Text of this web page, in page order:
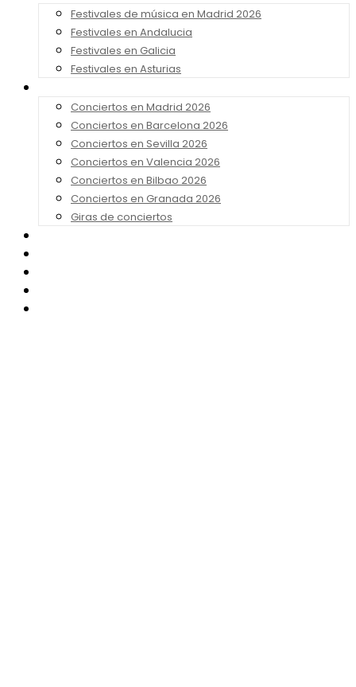
Festivales de música en Madrid 2026
Festivales en Andalucia
Festivales en Galicia
Festivales en Asturias
Conciertos en Madrid 2026
Conciertos en Barcelona 2026
Conciertos en Sevilla 2026
Conciertos en Valencia 2026
Conciertos en Bilbao 2026
Conciertos en Granada 2026
Giras de conciertos